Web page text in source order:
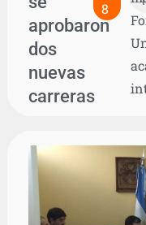
aprobaron
dos
nuevas
carreras
8